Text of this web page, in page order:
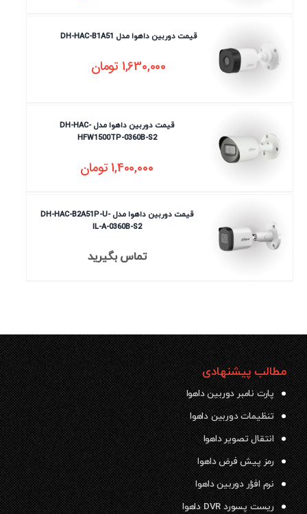
قیمت دوربین داهوا مدل DH-HAC-B1A51
1,630,000تومان
قیمت دوربین داهوا مدل DH-HAC-
HFW1500TP-0360B-S2
1,400,000تومان
قیمت دوربین داهوا مدل DH-HAC-B2A51P-U-
IL-A-0360B-S2
تماس بگیرید
مطالب پیشنهادی
پارت نامبر دوربین داهوا
تنظیمات دوربین داهوا
انتقال تصویر داهوا
رمز پیش فرض داهوا
نرم افزار دوربین داهوا
ریست پسورد DVR داهوا